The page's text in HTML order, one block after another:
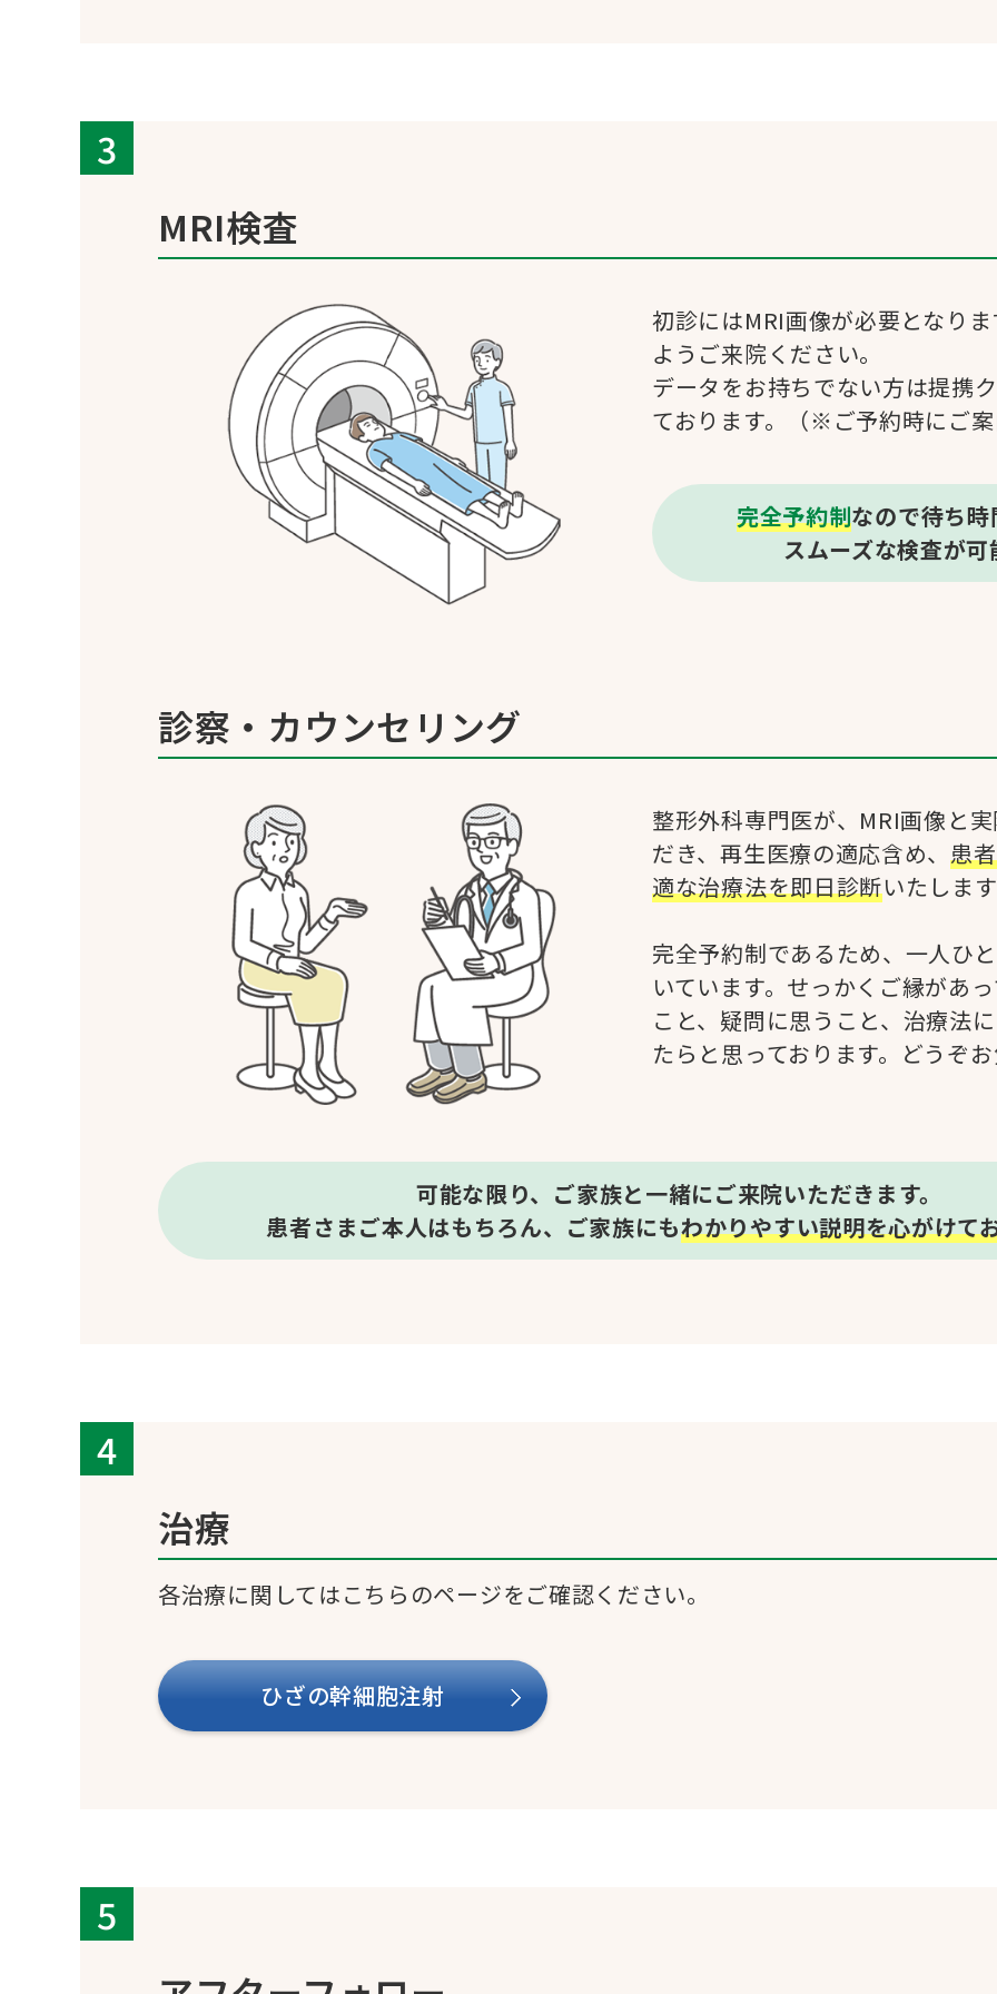
MRI検査
初診にはMRI画像が必要となり
ようご来院ください。
データをお持ちでない方は提携
ております。（※ご予約時にご
完全予約制なので待ち
スムーズな検査が
診察・カウンセリング
整形外科専門医が、MRI画像と
だき、再生医療の適応含め、患
適な治療法を即日診断いたしま
完全予約制であるため、一人ひ
いています。せっかくご縁があ
こと、疑問に思うこと、治療法
たらと思っております。どうぞ
可能な限り、ご家族と一緒にご来院いただきます。
患者さまご本人はもちろん、ご家族にもわかりやすい説明を心がけて
治療
各治療に関してはこちらのページをご確認ください。
ひざの幹細胞注射